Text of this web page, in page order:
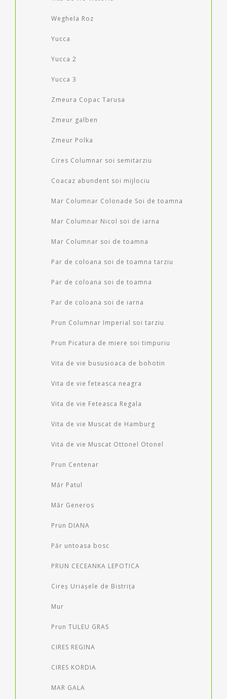
Weghela Roz
Yucca
Yucca 2
Yucca 3
Zmeura Copac Tarusa
Zmeur galben
Zmeur Polka
Cires Columnar soi semitarziu
Coacaz abundent soi mijlociu
Mar Columnar Colonade Soi de toamna
Mar Columnar Nicol soi de iarna
Mar Columnar soi de toamna
Par de coloana soi de toamna tarziu
Par de coloana soi de toamna
Par de coloana soi de iarna
Prun Columnar Imperial soi tarziu
Prun Picatura de miere soi timpuriu
Vita de vie bususioaca de bohotin
Vita de vie feteasca neagra
Vita de vie Feteasca Regala
Vita de vie Muscat de Hamburg
Vita de vie Muscat Ottonel Otonel
Prun Centenar
Măr Patul
Măr Generos
Prun DIANA
Păr untoasa bosc
PRUN CECEANKA LEPOTICA
Cireș Uriașele de Bistrița
Mur
Prun TULEU GRAS
CIRES REGINA
CIRES KORDIA
MAR GALA